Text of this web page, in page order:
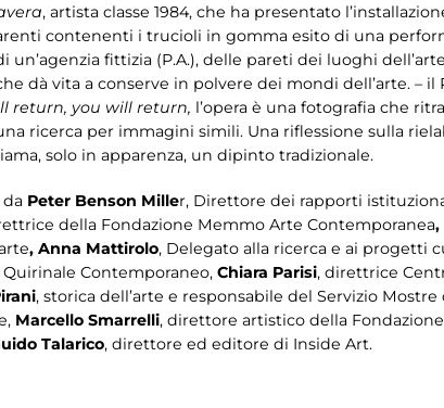
, artista classe 1984, che ha presentato
contenenti i trucioli in gomma esito di una
un’agenzia fittizia (P.A.), delle pareti dei luoghi
dà vita a conserve in polvere dei mondi dell’arte. – il
return, you will return, l’opera è una fotografia che
ricerca per immagini simili. Una riflessione sulla
solo in apparenza, un dipinto tradizionale.
da Peter Benson Miller, Direttore dei rapporti
della Fondazione Memmo Arte Contemporanea,
, Anna Mattirolo, Delegato alla ricerca e ai progetti
Contemporaneo, Chiara Parisi, direttrice
, storica dell’arte e responsabile del Servizio
Marcello Smarrelli, direttore artistico della
Talarico, direttore ed editore di Inside Art.